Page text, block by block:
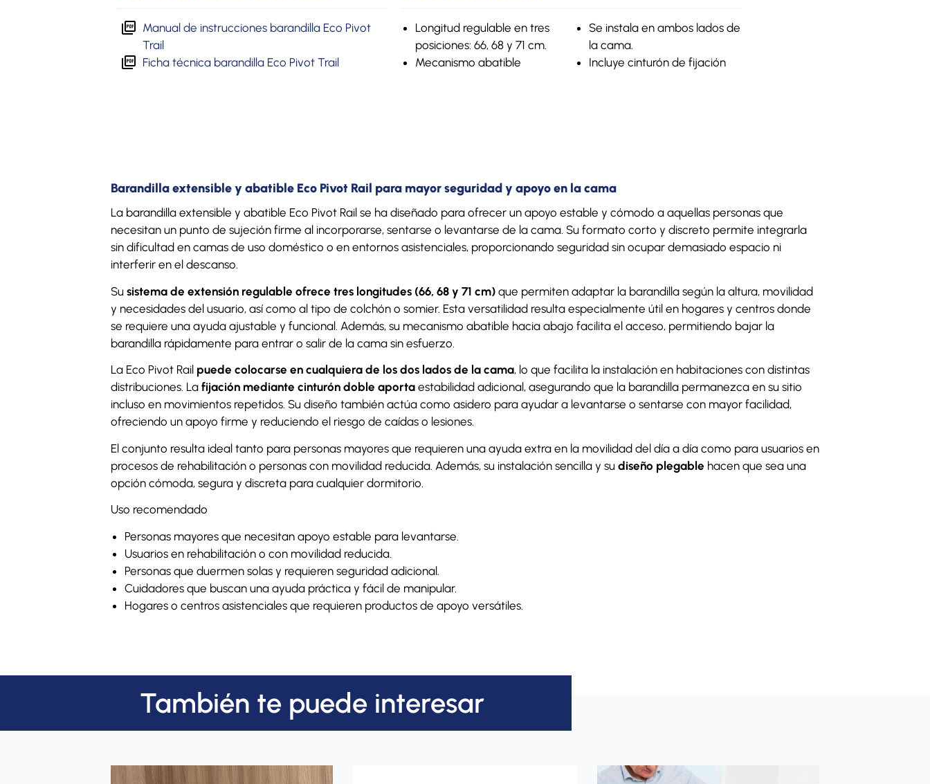
Manual de instrucciones barandilla Eco Pivot
Trail
Ficha técnica barandilla Eco Pivot Trail
Longitud regulable en tres
posiciones: 66, 68 y 71 cm.
Mecanismo abatible
Se instala en ambos lados de
la cama.
Incluye cinturón de fijación
Barandilla extensible y abatible Eco Pivot Rail para mayor seguridad y apoyo en la cama
La barandilla extensible y abatible Eco Pivot Rail se ha diseñado para ofrecer un apoyo estable y cómodo a aquellas personas que
necesitan un punto de sujeción firme al incorporarse, sentarse o levantarse de la cama. Su formato corto y discreto permite integrarla
sin dificultad en camas de uso doméstico o en entornos asistenciales, proporcionando seguridad sin ocupar demasiado espacio ni
interferir en el descanso.
Su sistema de extensión regulable ofrece tres longitudes (66, 68 y 71 cm)que permiten adaptar la barandilla según la altura, movilidad
y necesidades del usuario, así como al tipo de colchón o somier. Esta versatilidad resulta especialmente útil en hogares y centros donde
se requiere una ayuda ajustable y funcional. Además, su mecanismo abatible hacia abajo facilita el acceso, permitiendo bajar la
barandilla rápidamente para entrar o salir de la cama sin esfuerzo.
La Eco Pivot Rail puede colocarse en cualquiera de los dos lados de la cama, lo que facilita la instalación en habitaciones con distintas
distribuciones. La fijación mediante cinturón doble aportaestabilidad adicional, asegurando que la barandilla permanezca en su sitio
incluso en movimientos repetidos. Su diseño también actúa como asidero para ayudar a levantarse o sentarse con mayor facilidad,
ofreciendo un apoyo firme y reduciendo el riesgo de caídas o lesiones.
El conjunto resulta ideal tanto para personas mayores que requieren una ayuda extra en la movilidad del día a día como para usuarios en
procesos de rehabilitación o personas con movilidad reducida. Además, su instalación sencilla y su diseño plegable hacen que sea una
opción cómoda, segura y discreta para cualquier dormitorio.
Uso recomendado
Personas mayores que necesitan apoyo estable para levantarse.
Usuarios en rehabilitación o con movilidad reducida.
Personas que duermen solas y requieren seguridad adicional.
Cuidadores que buscan una ayuda práctica y fácil de manipular.
Hogares o centros asistenciales que requieren productos de apoyo versátiles.
También te puede interesar